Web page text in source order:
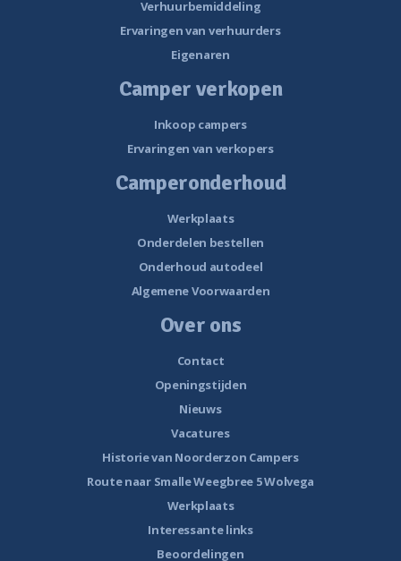
Verhuurbemiddeling
Ervaringen van verhuurders
Eigenaren
Camper verkopen
Inkoop campers
Ervaringen van verkopers
Camperonderhoud
Werkplaats
Onderdelen bestellen
Onderhoud autodeel
Algemene Voorwaarden
Over ons
Contact
Openingstijden
Nieuws
Vacatures
Historie van Noorderzon Campers
Route naar Smalle Weegbree 5 Wolvega
Werkplaats
Interessante links
Beoordelingen